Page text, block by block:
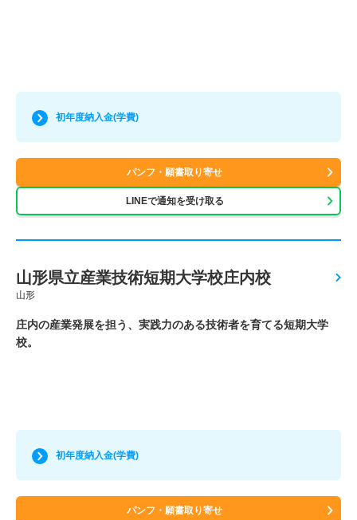
初年度納入金(学費)
パンフ・願書取り寄せ
LINEで通知を受け取る
山形県立産業技術短期大学校庄内校
山形
庄内の産業発展を担う、実践力のある技術者を育てる短期大学
校。
初年度納入金(学費)
パンフ・願書取り寄せ